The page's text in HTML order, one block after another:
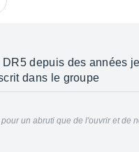
DR5 depuis des
dans le groupe
un abruti que de l'ouvrir et de